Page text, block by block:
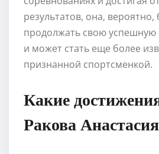
результатов, она, вероятно,
продолжать свою успешную
и может стать еще более
признанной спортсменкой.
Какие
Ракова